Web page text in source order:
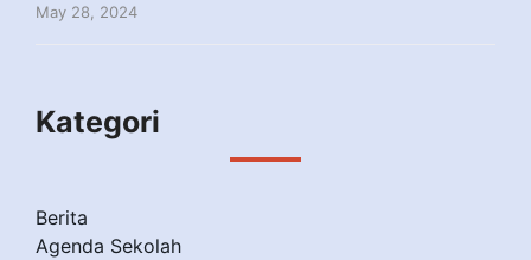
May 28, 2024
Kategori
Berita
Agenda Sekolah